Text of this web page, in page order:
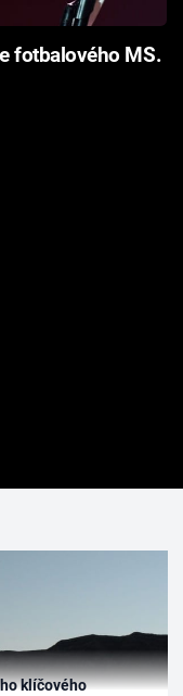
fotbalového MS.
klíčového